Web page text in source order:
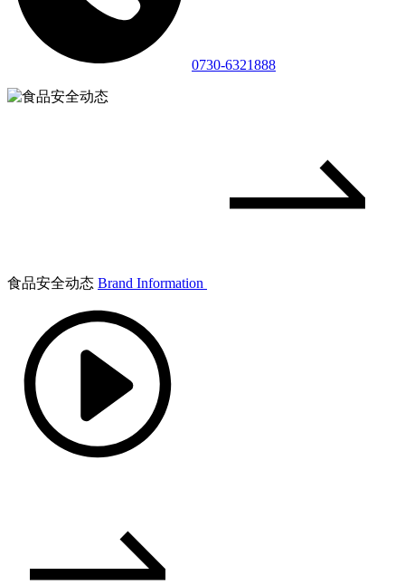
0730-6321888
食品安全动态 Brand Information